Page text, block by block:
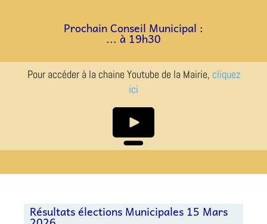
Prochain Conseil Municipal :
... à 19h30
Pour accéder à la chaine Youtube de la Mairie, cliquez
ici
Résultats élections Municipales 15 Mars